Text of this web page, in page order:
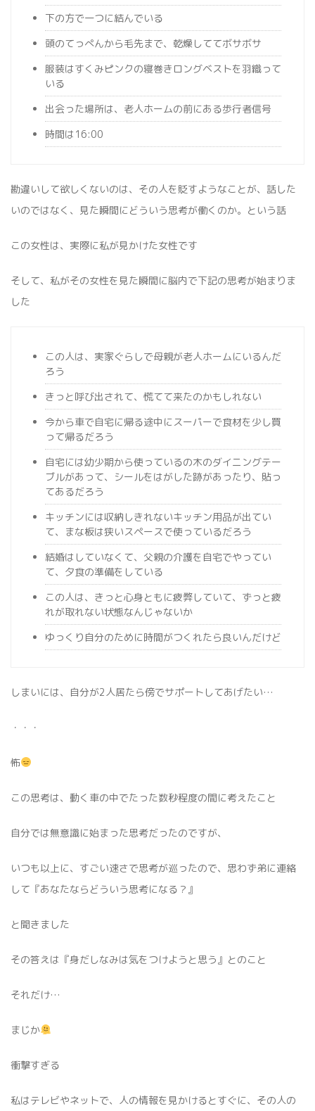
下の方で一つに結んでいる
頭のてっぺんから毛先まで、乾燥しててボサボサ
服装はすくみピンクの寝巻きロングベストを羽織って
いる
出会った場所は、老人ホームの前にある歩行者信号
時間は16:00
勘違いして欲しくないのは、その人を貶すようなことが、話した
いのではなく、見た瞬間にどういう思考が働くのか。という話
この女性は、実際に私が見かけた女性です
そして、私がその女性を見た瞬間に脳内で下記の思考が始まりま
した
この人は、実家ぐらしで母親が老人ホームにいるんだ
ろう
きっと呼び出されて、慌てて来たのかもしれない
今から車で自宅に帰る途中にスーパーで食材を少し買
って帰るだろう
自宅には幼少期から使っているの木のダイニングテー
ブルがあって、シールをはがした跡があったり、貼っ
てあるだろう
キッチンには収納しきれないキッチン用品が出てい
て、まな板は狭いスペースで使っているだろう
結婚はしていなくて、父親の介護を自宅でやってい
て、夕食の準備をしている
この人は、きっと心身ともに疲弊していて、ずっと疲
れが取れない状態なんじゃないか
ゆっくり自分のために時間がつくれたら良いんだけど
しまいには、自分が2人居たら傍でサポートしてあげたい…
・・・
怖
この思考は、動く車の中でたった数秒程度の間に考えたこと
自分では無意識に始まった思考だったのですが、
いつも以上に、すごい速さで思考が巡ったので、思わず弟に連絡
して『あなたならどういう思考になる？』
と聞きました
その答えは『身だしなみは気をつけようと思う』とのこと
それだけ…
まじか
衝撃すぎる
私はテレビやネットで、人の情報を見かけるとすぐに、その人の